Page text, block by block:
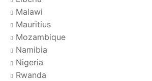
Malawi
Mauritius
Mozambique
Namibia
Nigeria
Rwanda